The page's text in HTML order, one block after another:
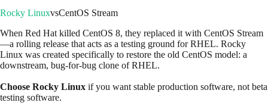
Rocky LinuxvsCentOS Stream
When Red Hat killed CentOS 8, they replaced it with CentOS Stream
—a rolling release that acts as a testing ground for RHEL. Rocky
Linux was created specifically to restore the old CentOS model: a
downstream, bug-for-bug clone of RHEL.
Choose Rocky Linux if you want stable production software, not beta
testing software.